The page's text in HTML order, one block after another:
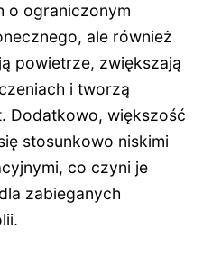
o ograniczonym
ale również
powietrze, zwiększają
i tworzą
Dodatkowo, większość
stosunkowo niskimi
co czyni je
zabieganych